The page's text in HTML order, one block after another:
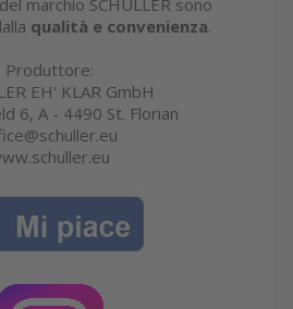
del marchio SCHULLER sono
qualità e convenienza.
Produttore:
EH' KLAR GmbH
6, A - 4490 St. Florian